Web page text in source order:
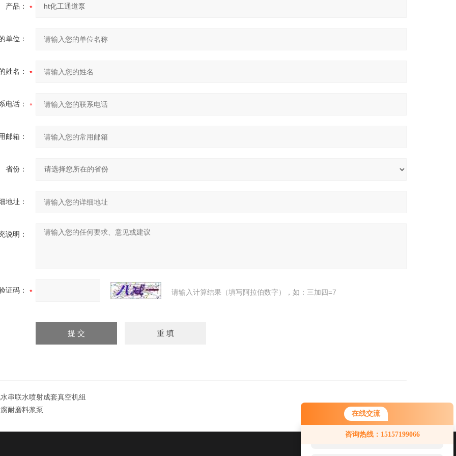
在线交流
咨询热线：15157199066
您好！欢迎前来咨询，很高兴为您
服务，请问您要咨询什么问题呢？
产品：
单位：
姓名：
电话：
邮箱：
省份：
地址：
说明：
证码： 请输入计算结果（填写阿拉伯数字），如：三加四=7
串联水喷射成套真空机组
耐磨料浆泵